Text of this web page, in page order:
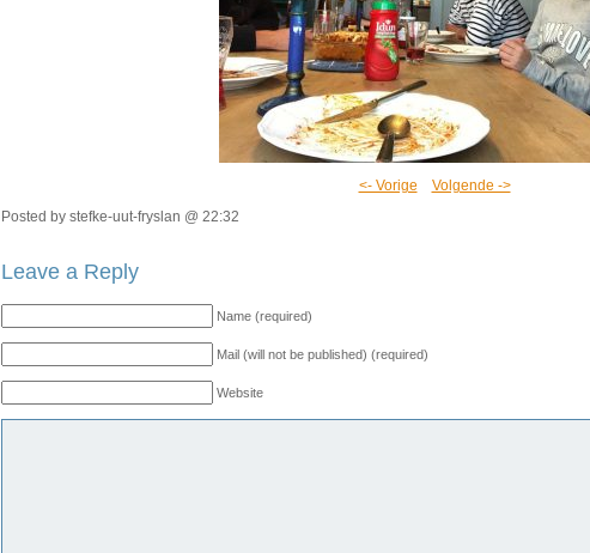
<- Vorige
Volgende ->
Posted by stefke-uut-fryslan @ 22:32
Leave a Reply
Name (required)
Mail (will not be published) (required)
Website